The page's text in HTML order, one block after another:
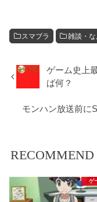
スマブラ 雑談・な
ゲーム史上
ば何？
モンハン放送前に
RECOMMEND
ゲ